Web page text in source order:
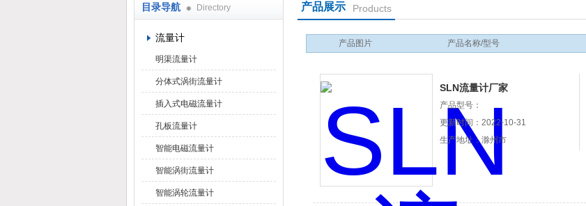
目录导航 Directory
流量计
明渠流量计
分体式涡街流量计
插入式电磁流量计
孔板流量计
智能电磁流量计
智能涡街流量计
智能涡轮流量计
产品展示 Products
产品图片 产品名称/型号
SLN流量计厂家
产品型号：
更新时间：2022-10-31
生产地址：滁州市